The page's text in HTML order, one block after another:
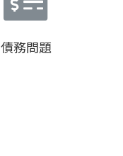
債務問題